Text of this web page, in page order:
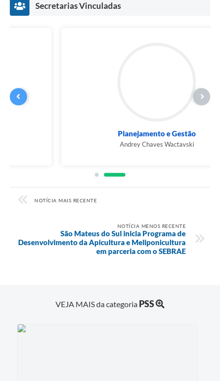
Notícias
Telefones Úteis
Secretarias Vinculadas
Planejamento e Gestão
Andrey Chaves Wactavski
NOTÍCIA MAIS RECENTE
NOTÍCIA MENOS RECENTE
São Mateus do Sul inicia Programa de
Desenvolvimento da Apicultura e Meliponicultura
em parceria com o SEBRAE
VEJA MAIS da categoria PSS